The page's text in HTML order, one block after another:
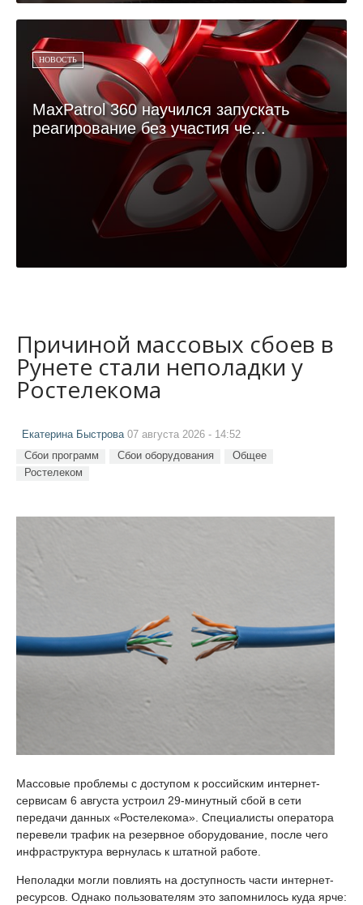
НОВОСТЬ
MaxPatrol 360 научился запускать
реагирование без участия че...
Причиной массовых сбоев в
Рунете стали неполадки у
Ростелекома
Екатерина Быстрова 07 августа 2026 - 14:52
Сбои программ Сбои оборудования
Общее
Ростелеком
Массовые проблемы с доступом к российским интернет-
сервисам 6 августа устроил 29-минутный сбой в сети
передачи данных «Ростелекома». Специалисты оператора
перевели трафик на резервное оборудование, после чего
инфраструктура вернулась к штатной работе.
Неполадки могли повлиять на доступность части интернет-
ресурсов. Однако пользователям это запомнилось куда ярче: